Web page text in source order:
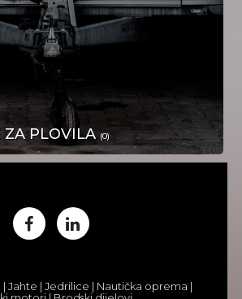
I ODJEĆA
ZA PLOVILA(0)
Jahte | Jedrilice | Nautička oprema |